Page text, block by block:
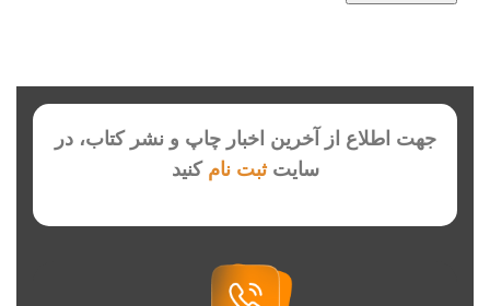
جهت اطلاع از آخرین اخبار چاپ و نشر کتاب، در
سایتثبت نام کنید